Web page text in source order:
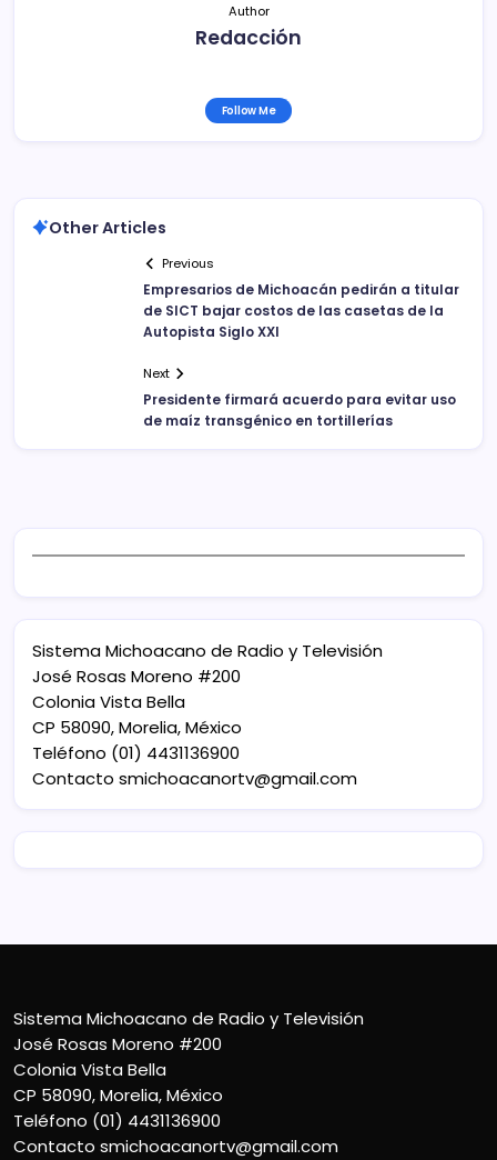
Author
Redacción
Follow Me
Other Articles
Previous
Empresarios de Michoacán pedirán a titular
de SICT bajar costos de las casetas de la
Autopista Siglo XXI
Next
Presidente firmará acuerdo para evitar uso
de maíz transgénico en tortillerías
Sistema Michoacano de Radio y Televisión
José Rosas Moreno #200
Colonia Vista Bella
CP 58090, Morelia, México
Teléfono (01) 4431136900
Contacto smichoacanortv@gmail.com
Sistema Michoacano de Radio y Televisión
José Rosas Moreno #200
Colonia Vista Bella
CP 58090, Morelia, México
Teléfono (01) 4431136900
Contacto smichoacanortv@gmail.com